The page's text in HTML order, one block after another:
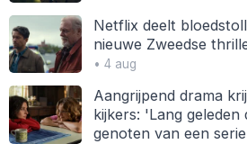
Netflix deelt
nieuwe Zweedse
• 4 aug
Aangrijpend drama
kijkers: 'Lang geleden
genoten van een